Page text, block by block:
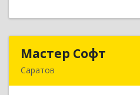
Мастер Софт
Саратов